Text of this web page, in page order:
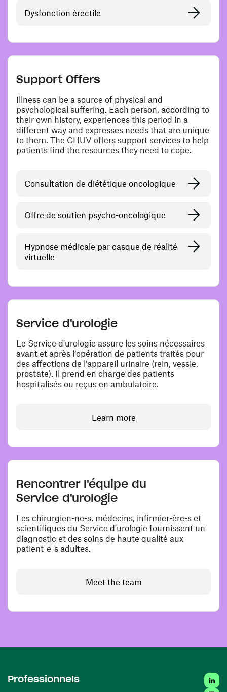
Dysfonction érectile
Support Offers
Illness can be a source of physical and
psychological suffering. Each person, according to
their own history, experiences this period in a
different way and expresses needs that are unique
to them. The CHUV offers support services to help
patients find the resources they need to cope.
Consultation de diététique oncologique
Offre de soutien psycho-oncologique
Hypnose médicale par casque de réalité
virtuelle
Service d'urologie
Le Service d'urologie assure les soins nécessaires
avant et après l’opération de patients traités pour
des affections de l’appareil urinaire (rein, vessie,
prostate). Il prend en charge des patients
hospitalisés ou reçus en ambulatoire.
Learn more
Rencontrer l'équipe du
Service d'urologie
Les chirurgien-ne-s, médecins, infirmier-ère-s et
scientifiques du Service d'urologie fournissent un
diagnostic et des soins de haute qualité aux
patient-e-s adultes.
Meet the team
Professionnels